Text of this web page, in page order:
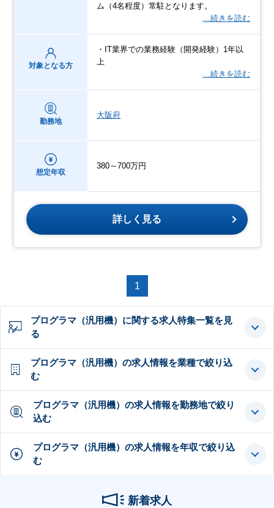
ム（4名程度）常駐となります。
…続きを読む
対象となる方
・IT業界での業務経験（開発経験）1年以
上
…続きを読む
勤務地
大阪府
想定年収
380～700万円
詳しく見る
1
プログラマ（汎用機）に関する求人特集一覧を見
る
プログラマ（汎用機）の求人情報を業種で絞り込
む
プログラマ（汎用機）の求人情報を勤務地で絞り
込む
プログラマ（汎用機）の求人情報を年収で絞り込
む
新着求人